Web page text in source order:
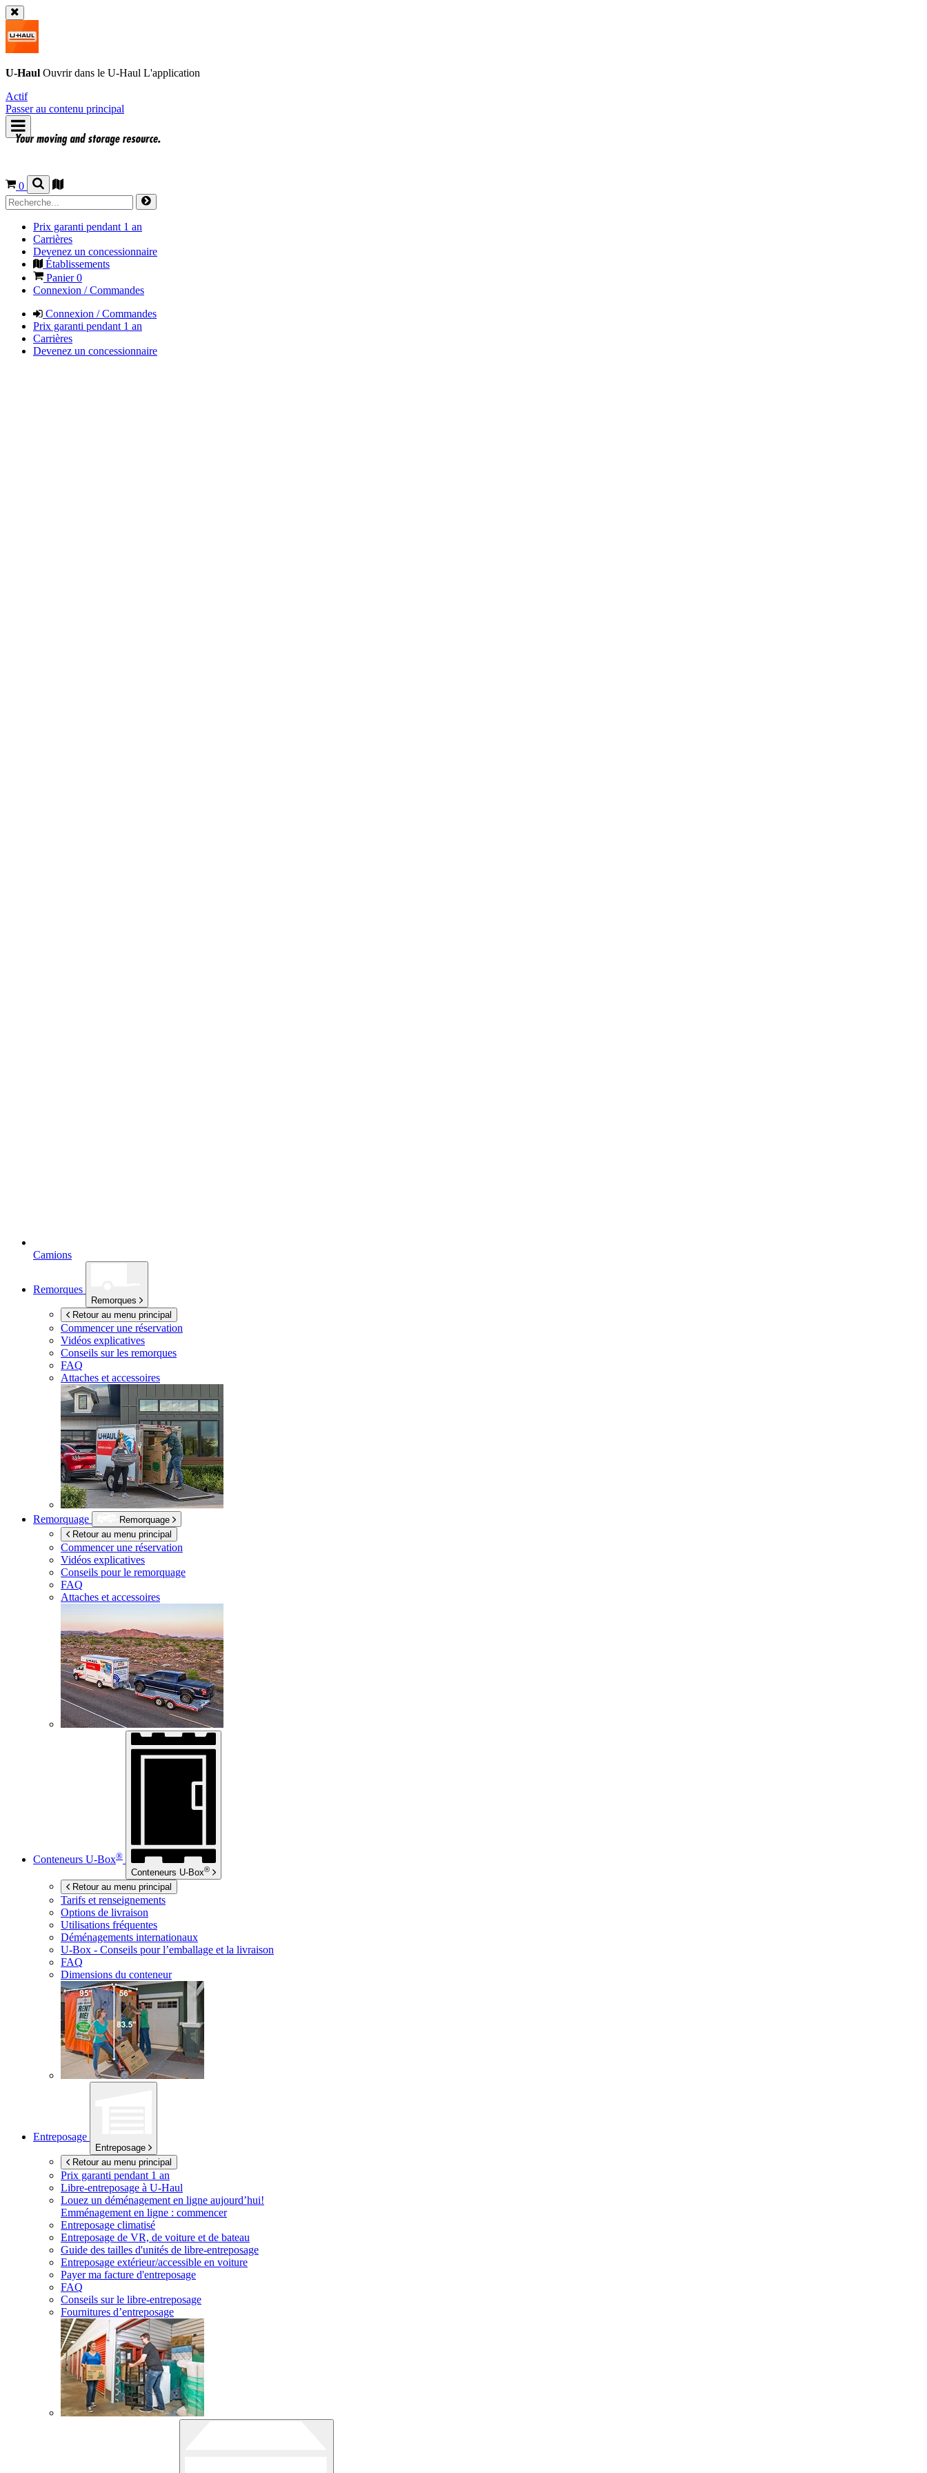
U-Haul Ouvrir dans le U-Haul L'application
Actif
Passer au contenu principal
0
Prix garanti pendant 1 an
Carrières
Devenez un concessionnaire
Établissements
Panier0
Connexion / Commandes
Connexion / Commandes
Prix garanti pendant 1 an
Carrières
Devenez un concessionnaire
Camions
Remorques
Remorques
Retour au menu principal
Commencer une réservation
Vidéos explicatives
Conseils sur les remorques
FAQ
Attaches et accessoires
Remorquage
Remorquage
Retour au menu principal
Commencer une réservation
Vidéos explicatives
Conseils pour le remorquage
FAQ
Attaches et accessoires
Conteneurs U-Box®
Conteneurs U-Box®
Retour au menu principal
Tarifs et renseignements
Options de livraison
Utilisations fréquentes
Déménagements internationaux
U-Box - Conseils pour l’emballage et la livraison
FAQ
Dimensions du conteneur
Entreposage
Entreposage
Retour au menu principal
Prix garanti pendant 1 an
Libre-entreposage à U-Haul
Louez un déménagement en ligne aujourd’hui!
Emménagement en ligne : commencer
Entreposage climatisé
Entreposage de VR, de voiture et de bateau
Guide des tailles d'unités de libre-entreposage
Entreposage extérieur/accessible en voiture
Payer ma facture d'entreposage
FAQ
Conseils sur le libre-entreposage
Fournitures d’entreposage